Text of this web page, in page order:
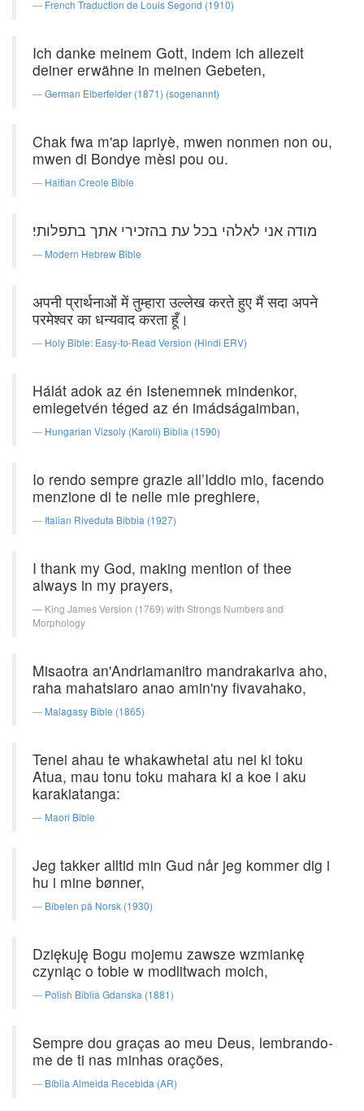
French Traduction de Louis Segond (1910)
Ich danke meinem Gott, indem ich allezeit
deiner erwähne in meinen Gebeten,
German Elberfelder (1871) (sogenannt)
Chak fwa m'ap lapriyè, mwen nonmen non ou,
mwen di Bondye mèsi pou ou.
Haitian Creole Bible
מודה אני לאלהי בכל עת בהזכירי אתך בתפלותי׃
Modern Hebrew Bible
अपनी प्रार्थनाओं में तुम्हारा उल्लेख करते हुए मैं सदा अपने
परमेश्वर का धन्यवाद करता हूँ।
Holy Bible: Easy-to-Read Version (Hindi ERV)
Hálát adok az én Istenemnek mindenkor,
emlegetvén téged az én imádságaimban,
Hungarian Vizsoly (Karoli) Biblia (1590)
Io rendo sempre grazie all’Iddio mio, facendo
menzione di te nelle mie preghiere,
Italian Riveduta Bibbia (1927)
I thank my God, making mention of thee
always in my prayers,
King James Version (1769) with Strongs Numbers and
Morphology
Misaotra an'Andriamanitro mandrakariva aho,
raha mahatsiaro anao amin'ny fivavahako,
Malagasy Bible (1865)
Tenei ahau te whakawhetai atu nei ki toku
Atua, mau tonu toku mahara ki a koe i aku
karakiatanga:
Maori Bible
Jeg takker alltid min Gud når jeg kommer dig i
hu i mine bønner,
Bibelen på Norsk (1930)
Dziękuję Bogu mojemu zawsze wzmiankę
czyniąc o tobie w modlitwach moich,
Polish Biblia Gdanska (1881)
Sempre dou graças ao meu Deus, lembrando-
me de ti nas minhas orações,
Bíblia Almeida Recebida (AR)